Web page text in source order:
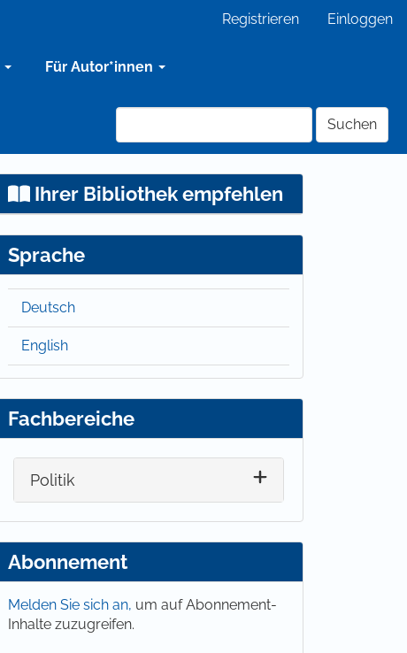
Registrieren Einloggen
Für Autor*innen
Suchen
Ihrer Bibliothek empfehlen
Sprache
Deutsch
English
Fachbereiche
Politik
Abonnement
Melden Sie sich an, um auf Abonnement-
Inhalte zuzugreifen.